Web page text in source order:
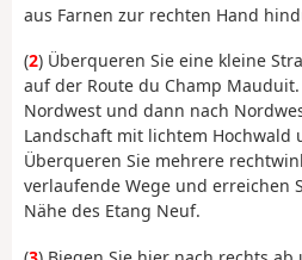
aus Farnen zur rechten Hand
(2) Überqueren Sie eine kleine
auf der Route du Champ Mauduit.
Nordwest und dann nach
Landschaft mit lichtem Hochwald
Überqueren Sie mehrere
verlaufende Wege und erreichen
Nähe des Etang Neuf.